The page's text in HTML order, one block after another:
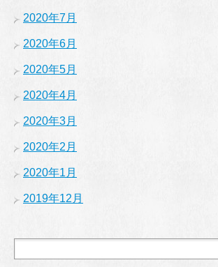
2020年7月
2020年6月
2020年5月
2020年4月
2020年3月
2020年2月
2020年1月
2019年12月